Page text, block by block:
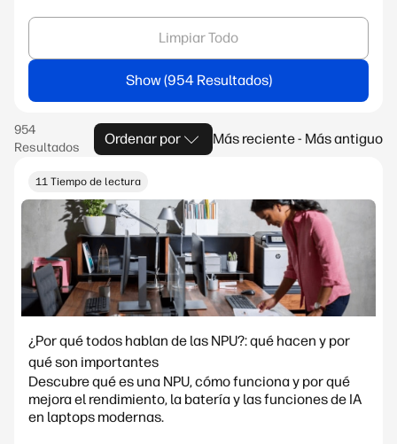
Limpiar Todo
Show
Ordenar por Más reciente - Más antiguo
11 Tiempo de lectura
¿Por qué todos hablan de las NPU?: qué hacen y por
qué son importantes
Descubre qué es una NPU, cómo funciona y por qué
mejora el rendimiento, la batería y las funciones de IA
en laptops modernas.